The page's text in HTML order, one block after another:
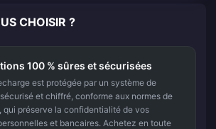
CHOISIR ?
100 % sûres et sécurisées
est protégée par un système de
et chiffré, conforme aux normes de
qui préserve la confidentialité de vos
et bancaires. Achetez en toute